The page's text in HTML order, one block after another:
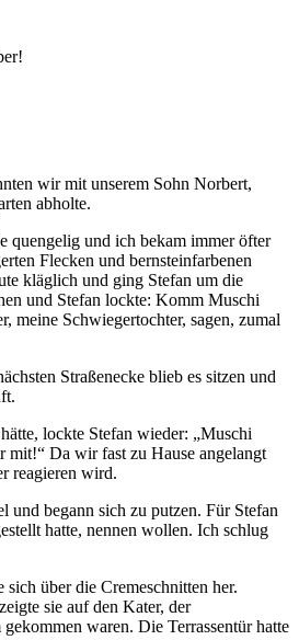
wir mit unserem Sohn Norbert,
abholte.
quengelig und ich bekam immer öfter
Flecken und bernsteinfarbenen
kläglich und ging Stefan um die
und Stefan lockte: Komm Muschi
meine Schwiegertochter, sagen, zumal
Straßenecke blieb es sitzen und
lockte Stefan wieder:
Muschi
mit!
Da wir fast zu Hause angelangt
reagieren wird.
und begann sich zu putzen. Für Stefan
hatte, nennen wollen. Ich schlug
über die Cremeschnitten her.
sie auf den Kater, der
waren. Die Terrassentür hatte